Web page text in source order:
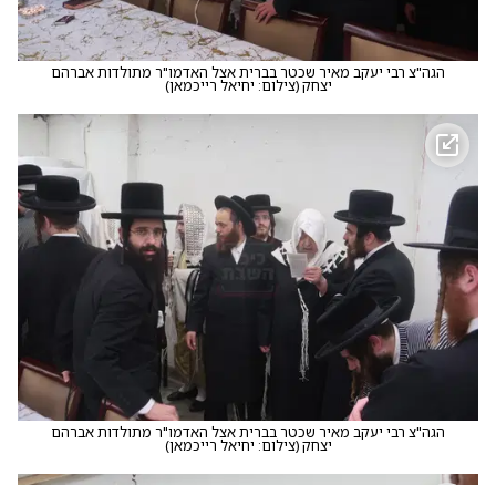
הגה"צ רבי יעקב מאיר שכטר בברית אצל האדמו"ר מתולדות אברהם
יצחק(צילום: יחיאל רייכמאן)
הגה"צ רבי יעקב מאיר שכטר בברית אצל האדמו"ר מתולדות אברהם
יצחק(צילום: יחיאל רייכמאן)